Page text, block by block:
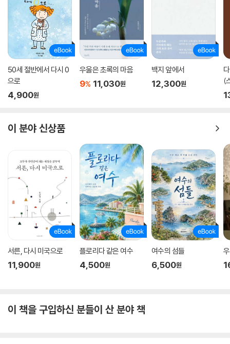
50세 절반에서 다시 0
으로
4,900원
우울은 초록의 마음
9% 11,030원
백지 앞에서
12,300원
(
이 분야 신상품
서른, 다시 미국으로
11,900원
플로리다 같은 여수
4,500원
여수의 섬들
6,500원
이 책을 구입하신 분들이 산 분야 책